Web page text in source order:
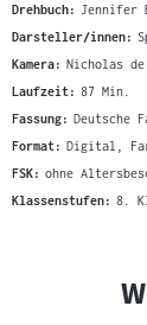
Drehbuch: Jennifer
Darsteller/innen:
Kamera: Nicholas
Laufzeit: 87 Min.
Fassung: Deutsche
Format: Digital,
FSK: ohne
Klassenstufen: 8.